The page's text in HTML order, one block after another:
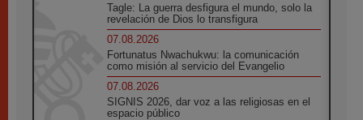
Tagle: La guerra desfigura el mundo, solo la
revelación de Dios lo transfigura
07.08.2026
Fortunatus Nwachukwu: la comunicación
como misión al servicio del Evangelio
07.08.2026
SIGNIS 2026, dar voz a las religiosas en el
espacio público